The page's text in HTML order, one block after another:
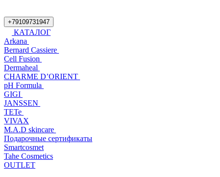
+79109731947
КАТАЛОГ
Arkana
Bernard Cassiere
Cell Fusion
Dermaheal
CHARME D’ORIENT
pH Formula
GIGI
JANSSEN
TETe
VIVAX
M.A.D skincare
Подарочные сертификаты
Smartcosmet
Tahe Cosmetics
OUTLET